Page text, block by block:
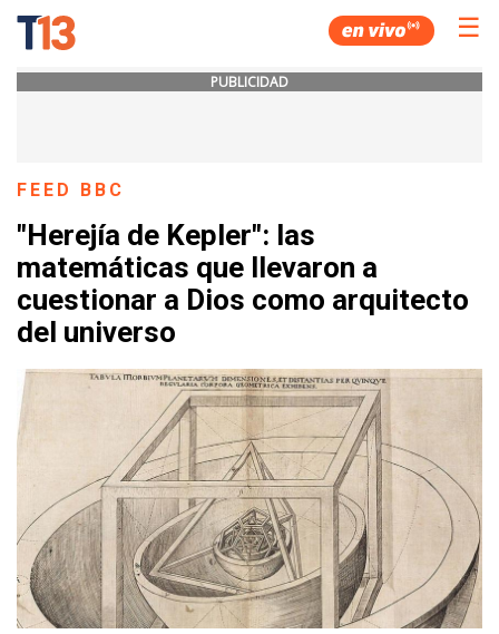
☰
PUBLICIDAD
FEED BBC
"Herejía de Kepler": las
matemáticas que llevaron a
cuestionar a Dios como arquitecto
del universo